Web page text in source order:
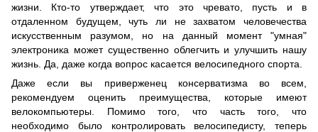
жизни. Кто-то утверждает, что это чревато, пусть и в
отдаленном будущем, чуть ли не захватом человечества
искусственным разумом, но на данный момент "умная"
электроника может существенно облегчить и улучшить нашу
жизнь. Да, даже когда вопрос касается велосипедного спорта.
Даже если вы приверженец консерватизма во всем,
рекомендуем оценить преимущества, которые имеют
велокомпьютеры. Помимо того, что часть того, что
необходимо было контролировать велосипедисту, теперь